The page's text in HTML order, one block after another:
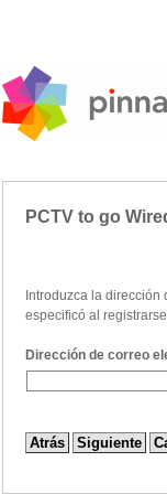
PCTV to go
Introduzca la
especificó al
Dirección de correo